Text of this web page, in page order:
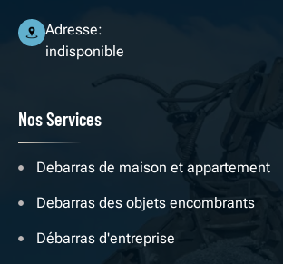
Adresse:
indisponible
Nos Services
Debarras de maison et appartement
Debarras des objets encombrants
Débarras d'entreprise